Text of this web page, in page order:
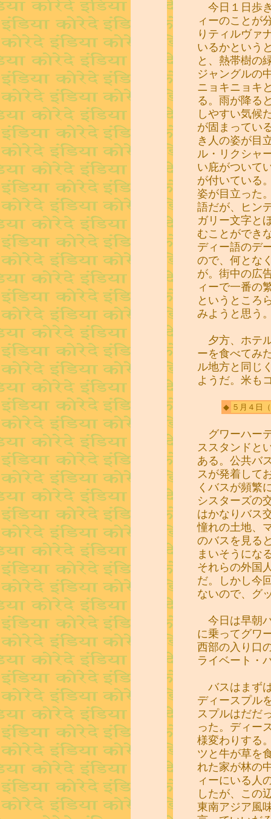
今日１日歩
ィーのことが
りティルヴァ
いるかという
と、熱帯樹の
ジャングルの
ニョキニョキ
る。雨が降る
しやすい気候
が固まってい
き人の姿が目
ル・リクシャ
い庇がついて
が付いている
姿が目立った
語だが、ヒン
ガリー文字と
むことができ
ディー語のデ
ので、何とな
が。街中の広
ィーで一番の
というところ
みようと思う
夕方、ホテ
ーを食べてみ
ル地方と同じ
ようだ。米も
◆ ５月４日
グワーハー
ススタンドと
ある。公共バ
スが発着して
くバスが頻繁
シスターズの
はかなりバス
憧れの土地、
のバスを見る
まいそうにな
それらの外国
だ。しかし今
ないので、グ
今日は早朝
に乗ってグワ
西部の入り口
ライベート・
バスはまず
ディースプル
スプルはだだ
った。ディー
様変わりする
ツと牛が草を
れた家が林の
ィーにいる人
したが、この
東南アジア風